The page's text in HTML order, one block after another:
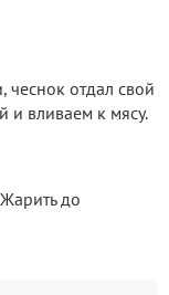
чеснок отдал свой
и вливаем к мясу.
до